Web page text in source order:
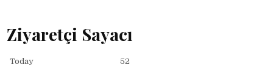
Ziyaretçi Sayacı
Today
52